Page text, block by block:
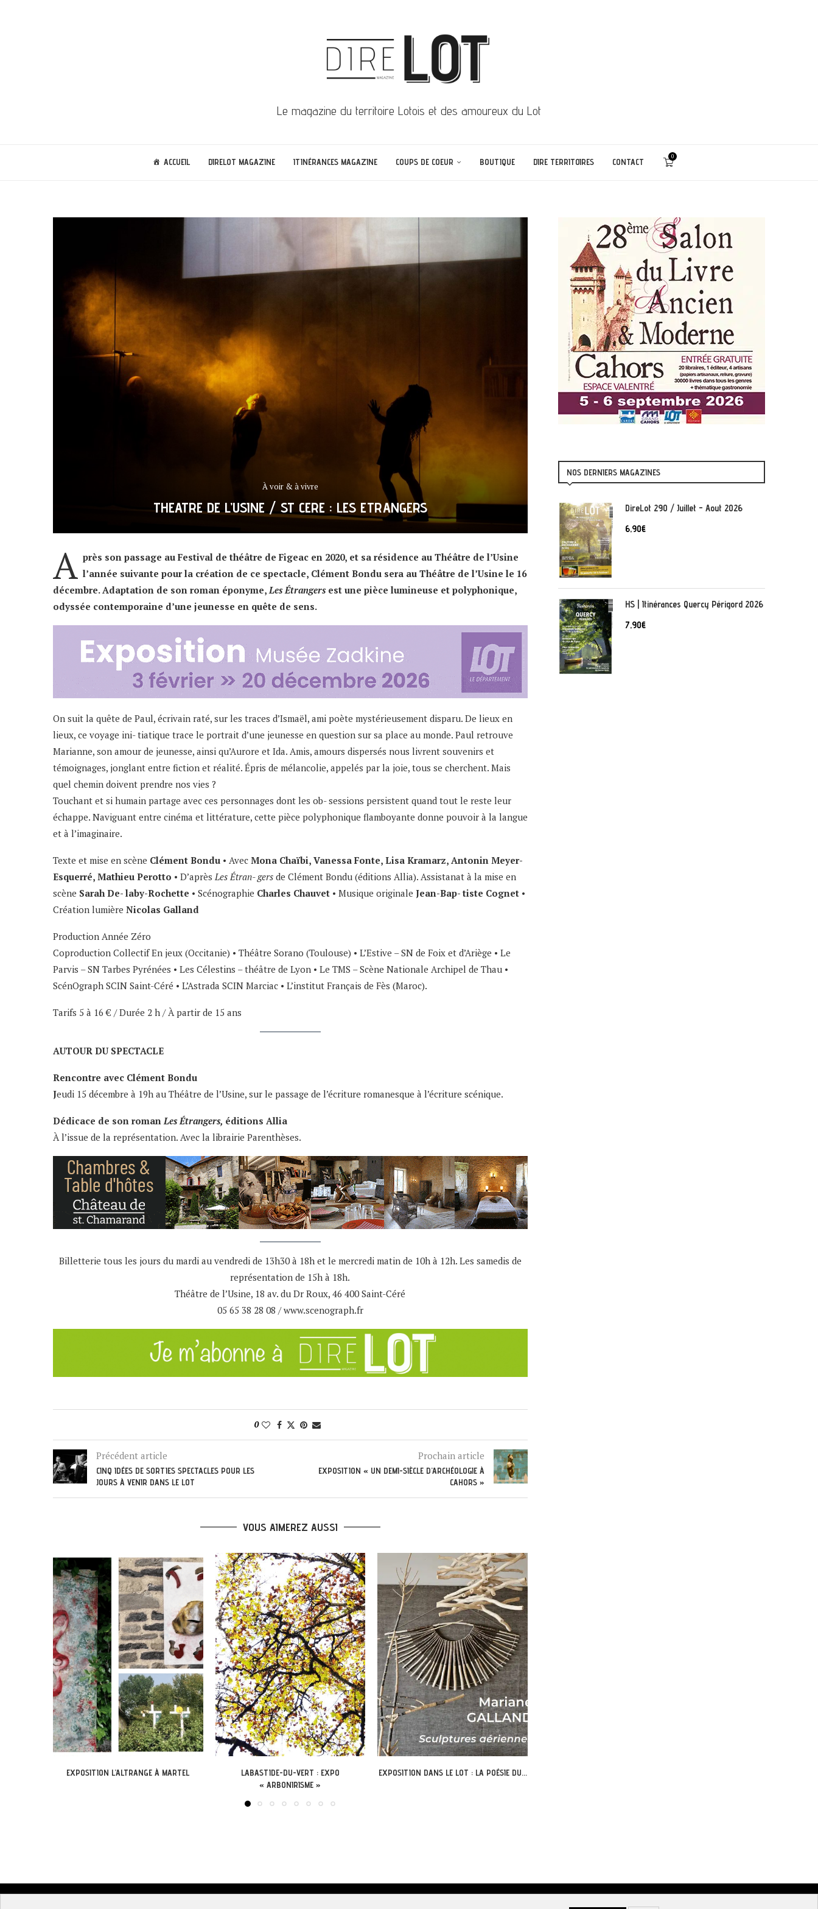
Le magazine du territoire Lotois et des amoureux du Lot
ACCUEIL DIRELOT MAGAZINE ITINÉRANCES MAGAZINE COUPS DE COEUR BOUTIQUE DIRE TERRITOIRES CONTACT
0
À voir & à vivre
THEATRE DE L’USINE / ST CERE : LES ETRANGERS
A près son passage au Festival de théâtre de Figeac en 2020, et sa résidence au Théâtre de l’Usine
l’année suivante pour la création de ce spectacle, Clément Bondu sera au Théâtre de l’Usine le 16
décembre. Adaptation de son roman éponyme, Les Étrangers est une pièce lumineuse et polyphonique,
odyssée contemporaine d’une jeunesse en quête de sens.
On suit la quête de Paul, écrivain raté, sur les traces d’Ismaël, ami poète mystérieusement disparu. De lieux en
lieux, ce voyage ini- tiatique trace le portrait d’une jeunesse en question sur sa place au monde. Paul retrouve
Marianne, son amour de jeunesse, ainsi qu’Aurore et Ida. Amis, amours dispersés nous livrent souvenirs et
témoignages, jonglant entre fiction et réalité. Épris de mélancolie, appelés par la joie, tous se cherchent. Mais
quel chemin doivent prendre nos vies ?
Touchant et si humain partage avec ces personnages dont les ob- sessions persistent quand tout le reste leur
échappe. Naviguant entre cinéma et littérature, cette pièce polyphonique flamboyante donne pouvoir à la langue
et à l’imaginaire.
Texte et mise en scène Clément Bondu • Avec Mona Chaïbi, Vanessa Fonte, Lisa Kramarz, Antonin Meyer-
Esquerré, Mathieu Perotto • D’après Les Étran- gers de Clément Bondu (éditions Allia). Assistanat à la mise en
scène Sarah De- laby-Rochette • Scénographie Charles Chauvet • Musique originale Jean-Bap- tiste Cognet •
Création lumière Nicolas Galland
Production Année Zéro
Coproduction Collectif En jeux (Occitanie) • Théâtre Sorano (Toulouse) • L’Estive – SN de Foix et d’Ariège • Le
Parvis – SN Tarbes Pyrénées • Les Célestins – théâtre de Lyon • Le TMS – Scène Nationale Archipel de Thau •
ScénOgraph SCIN Saint-Céré • L’Astrada SCIN Marciac • L’institut Français de Fès (Maroc).
Tarifs 5 à 16 € / Durée 2 h / À partir de 15 ans
AUTOUR DU SPECTACLE
Rencontre avec Clément Bondu
Jeudi 15 décembre à 19h au Théâtre de l’Usine, sur le passage de l’écriture romanesque à l’écriture scénique.
Dédicace de son roman Les Étrangers, éditions Allia
À l’issue de la représentation. Avec la librairie Parenthèses.
Billetterie tous les jours du mardi au vendredi de 13h30 à 18h et le mercredi matin de 10h à 12h. Les samedis de
représentation de 15h à 18h.
Théâtre de l’Usine, 18 av. du Dr Roux, 46 400 Saint-Céré
05 65 38 28 08 / www.scenograph.fr
0
Précédent article
CINQ IDÉES DE SORTIES SPECTACLES POUR LES
JOURS À VENIR DANS LE LOT
Prochain article
EXPOSITION « UN DEMI-SIÈCLE D’ARCHÉOLOGIE À
CAHORS »
VOUS AIMEREZ AUSSI
LABASTIDE-DU-VERT : EXPO
EXPOSITION DANS LE LOT : LA POÉSIE DU...
LÉOBARD – DÉCOUVREZ L’ABBAYE
NOS DERNIERS MAGAZINES
DireLot 290 / Juillet - Aout 2026
6,90€
HS | Itinérances Quercy Périgord 2026
7,90€